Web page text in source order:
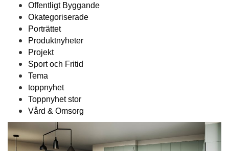
Offentligt Byggande
Okategoriserade
Porträttet
Produktnyheter
Projekt
Sport och Fritid
Tema
toppnyhet
Toppnyhet stor
Vård & Omsorg